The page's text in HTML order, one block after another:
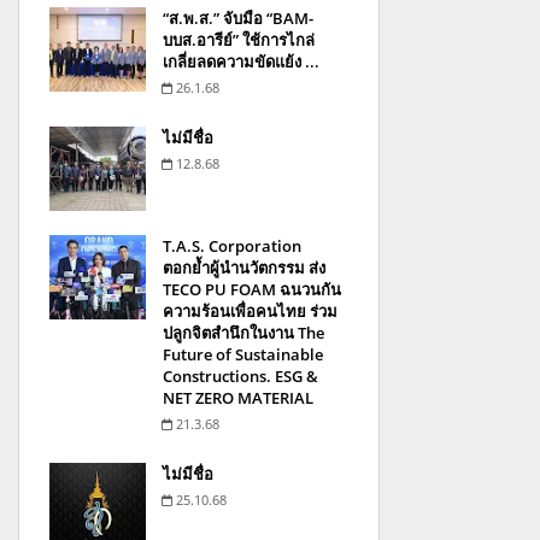
“ส.พ.ส.” จับมือ “BAM-
บบส.อารีย์” ใช้การไกล่
เกลี่ยลดความขัดแย้ง ...
26.1.68
ไม่มีชื่อ
12.8.68
T.A.S. Corporation
ตอกย้ำผู้นำนวัตกรรม ส่ง
TECO PU FOAM ฉนวนกัน
ความร้อนเพื่อคนไทย ร่วม
ปลูกจิตสำนึกในงาน The
Future of Sustainable
Constructions. ESG &
NET ZERO MATERIAL
21.3.68
ไม่มีชื่อ
25.10.68